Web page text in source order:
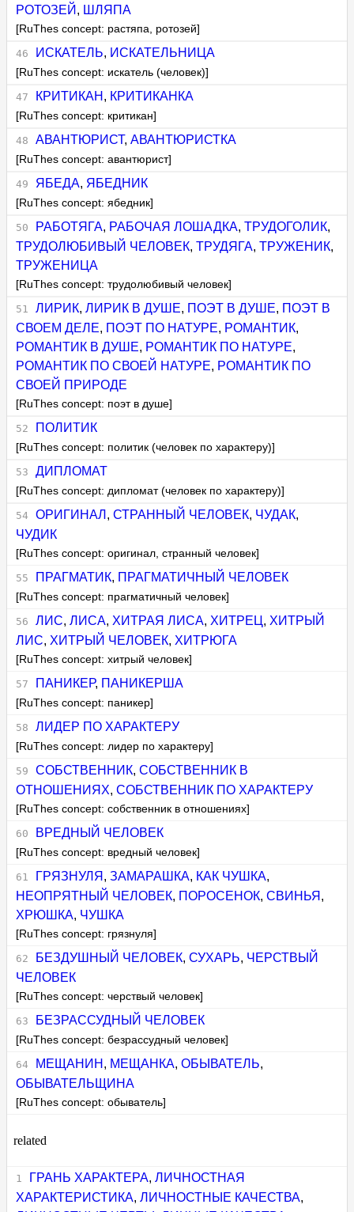
РОТОЗЕЙ , ШЛЯПА
[RuThes concept: растяпа, ротозей]
ИСКАТЕЛЬ, ИСКАТЕЛЬНИЦА
[RuThes concept: искатель (человек)]
КРИТИКАН , КРИТИКАНКА
[RuThes concept: критикан]
АВАНТЮРИСТ, АВАНТЮРИСТКА
[RuThes concept: авантюрист]
ЯБЕДА, ЯБЕДНИК
[RuThes concept: ябедник]
РАБОТЯГА, РАБОЧАЯ ЛОШАДКА, ТРУДОГОЛИК,
ТРУДОЛЮБИВЫЙ ЧЕЛОВЕК,ТРУДЯГА,ТРУЖЕНИК,
ТРУЖЕНИЦА
[RuThes concept: трудолюбивый человек]
ЛИРИК, ЛИРИК В ДУШЕ, ПОЭТ В ДУШЕ, ПОЭТ В
СВОЕМ ДЕЛЕ, ПОЭТ ПО НАТУРЕ, РОМАНТИК,
РОМАНТИК В ДУШЕ, РОМАНТИК ПО НАТУРЕ,
РОМАНТИК ПО СВОЕЙ НАТУРЕ, РОМАНТИК ПО
СВОЕЙ ПРИРОДЕ
[RuThes concept: поэт в душе]
ПОЛИТИК
[RuThes concept: политик (человек по характеру)]
ДИПЛОМАТ
[RuThes concept: дипломат (человек по характеру)]
ОРИГИНАЛ , СТРАННЫЙ ЧЕЛОВЕК, ЧУДАК,
ЧУДИК
[RuThes concept: оригинал, странный человек]
ПРАГМАТИК, ПРАГМАТИЧНЫЙ ЧЕЛОВЕК
[RuThes concept: прагматичный человек]
ЛИС, ЛИСА, ХИТРАЯ ЛИСА, ХИТРЕЦ , ХИТРЫЙ
ЛИС, ХИТРЫЙ ЧЕЛОВЕК, ХИТРЮГА
[RuThes concept: хитрый человек]
ПАНИКЕР, ПАНИКЕРША
[RuThes concept: паникер]
ЛИДЕР ПО ХАРАКТЕРУ
[RuThes concept: лидер по характеру]
СОБСТВЕННИК, СОБСТВЕННИК В
ОТНОШЕНИЯХ,СОБСТВЕННИК ПО ХАРАКТЕРУ
[RuThes concept: собственник в отношениях]
ВРЕДНЫЙ ЧЕЛОВЕК
[RuThes concept: вредный человек]
ГРЯЗНУЛЯ , ЗАМАРАШКА, КАК ЧУШКА,
НЕОПРЯТНЫЙ ЧЕЛОВЕК, ПОРОСЕНОК,СВИНЬЯ ,
ХРЮШКА, ЧУШКА
[RuThes concept: грязнуля]
БЕЗДУШНЫЙ ЧЕЛОВЕК, СУХАРЬ, ЧЕРСТВЫЙ
ЧЕЛОВЕК
[RuThes concept: черствый человек]
БЕЗРАССУДНЫЙ ЧЕЛОВЕК
[RuThes concept: безрассудный человек]
МЕЩАНИН , МЕЩАНКА, ОБЫВАТЕЛЬ,
ОБЫВАТЕЛЬЩИНА
[RuThes concept: обыватель]
related
ГРАНЬ ХАРАКТЕРА, ЛИЧНОСТНАЯ
ХАРАКТЕРИСТИКА,ЛИЧНОСТНЫЕ КАЧЕСТВА,